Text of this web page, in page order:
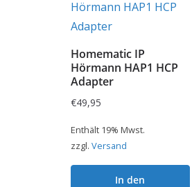
Homematic IP
Hörmann HAP1 HCP
Adapter
€49,95
Enthält 19% Mwst.
zzgl. Versand
In den